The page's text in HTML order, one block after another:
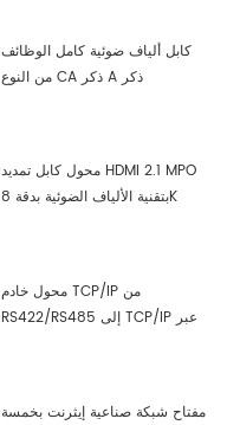
كابل ألياف ضوئية كامل الوظائف
من النوع CA ذكر A ذكر
محول كابل تمديد HDMI 2.1 MPO
بتقنية الألياف الضوئية بدقة 8K
محول خادم TCP/IP من
RS422/RS485 إلى TCP/IP عبر
مفتاح شبكة صناعية إيثرنت بخمسة